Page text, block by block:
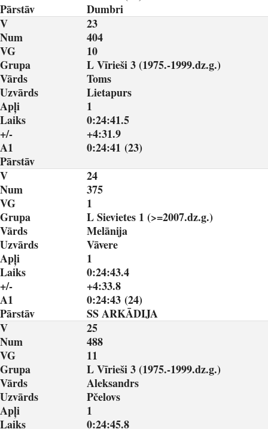
Pārstāv
Dumbri
V
23
Num
404
VG
10
Grupa
L Vīrieši 3 (1975.-1999.dz.g.)
Vārds
Toms
Uzvārds
Lietapurs
Apļi
1
Laiks
0:24:41.5
+/-
+4:31.9
A1
0:24:41 (23)
Pārstāv
V
24
Num
375
VG
1
Grupa
L Sievietes 1 (>=2007.dz.g.)
Vārds
Melānija
Uzvārds
Vāvere
Apļi
1
Laiks
0:24:43.4
+/-
+4:33.8
A1
0:24:43 (24)
Pārstāv
SS ARKĀDIJA
V
25
Num
488
VG
11
Grupa
L Vīrieši 3 (1975.-1999.dz.g.)
Vārds
Aleksandrs
Uzvārds
Pčelovs
Apļi
1
Laiks
0:24:45.8